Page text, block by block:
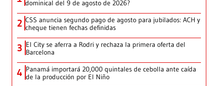
dominical del 9 de agosto de 2026?
2 CSS anuncia segundo pago de agosto para jubilados: ACH y
cheque tienen fechas definidas
3 El City se aferra a Rodri y rechaza la primera oferta del
Barcelona
4 Panamá importará 20,000 quintales de cebolla ante caída
de la producción por El Niño